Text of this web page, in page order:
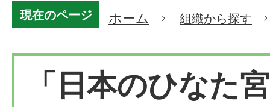
現在のページ ホーム 組織から探す
「日本のひなた